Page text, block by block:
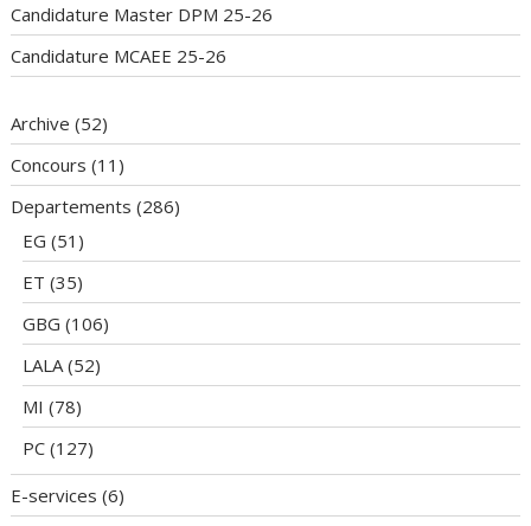
Candidature Master DPM 25-26
Candidature MCAEE 25-26
Archive (52)
Concours (11)
Departements (286)
EG (51)
ET (35)
GBG (106)
LALA(52)
MI (78)
PC (127)
E-services (6)